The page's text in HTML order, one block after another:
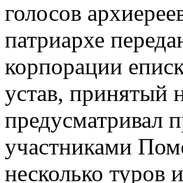
голосов
патриархе
корпорации
устав, принятый
предусматривал
участниками
несколько туров